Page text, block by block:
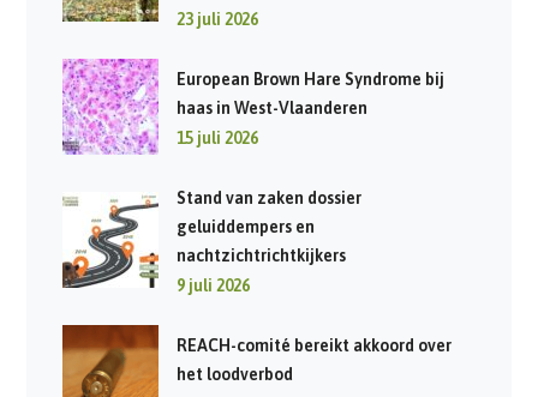
23 juli 2026
European Brown Hare Syndrome bij
haas in West-Vlaanderen
15 juli 2026
Stand van zaken dossier
geluiddempers en
nachtzichtrichtkijkers
9 juli 2026
REACH-comité bereikt akkoord over
het loodverbod